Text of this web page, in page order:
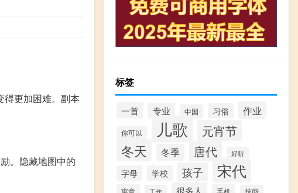
得更加困难。副本
。隐藏地图中的
标签
一首 专业 中国 习俗 作业
你可以 儿歌 元宵节
冬天 冬季 唐代 好听
字母 学校 孩子 宋代
工作 很多人 手机 技能